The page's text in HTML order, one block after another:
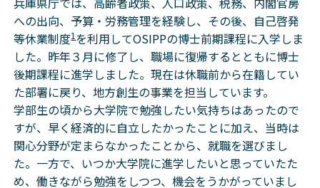
への出向、予算・労務管理を経験し、その後、自己啓発
等休業制度1 を利用してOSIPPの博士前期課程に入学しま
した。昨年３月に修了し、職場に復帰するとともに博士
後期課程に進学しました。現在は休職前から在籍してい
た部署に戻り、地方創生の事業を担当しています。
学部生の頃から大学院で勉強したい気持ちはあったので
すが、早く経済的に自立したかったことに加え、当時は
関心分野が定まらなかったことから、就職を選びまし
た。一方で、いつか大学院に進学したいと思っていたた
め、働きながら勉強をしつつ、機会をうかがっていまし